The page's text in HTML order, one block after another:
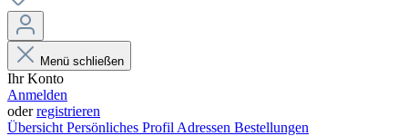
Menü schließen
Ihr Konto
Anmelden
oderregistrieren
Übersicht Persönliches Profil Adressen Bestellungen